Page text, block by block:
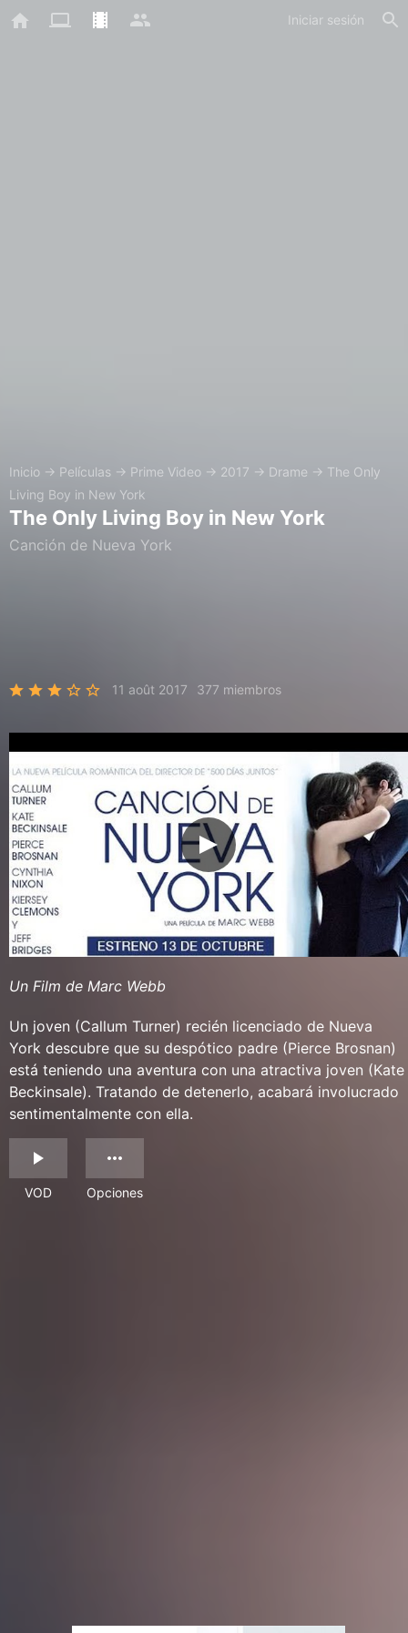
Iniciar sesión
Inicio → Películas → Prime Video → 2017 → Drame → The Only
Living Boy in New York
The Only Living Boy in New York
Canción de Nueva York
11 août 2017 377 miembros
Un Film de Marc Webb
Un joven (Callum Turner) recién licenciado de Nueva
York descubre que su despótico padre (Pierce Brosnan)
está teniendo una aventura con una atractiva joven (Kate
Beckinsale). Tratando de detenerlo, acabará involucrado
sentimentalmente con ella.
VOD Opciones